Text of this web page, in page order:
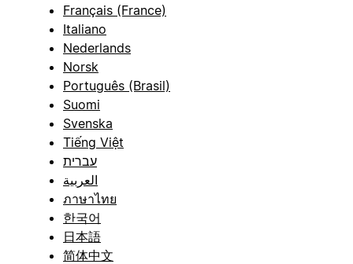
Français (France)
Italiano
Nederlands
Norsk
Português (Brasil)
Suomi
Svenska
Tiếng Việt
עברית
العربية
ภาษาไทย
한국어
日本語
简体中文